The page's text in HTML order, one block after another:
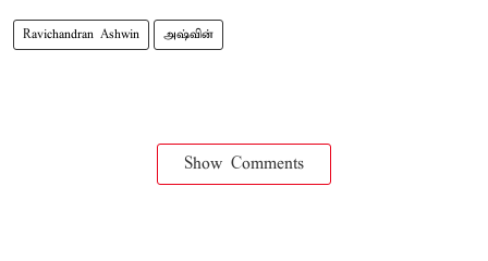
Ravichandran Ashwin அஷ்வின்
Show Comments